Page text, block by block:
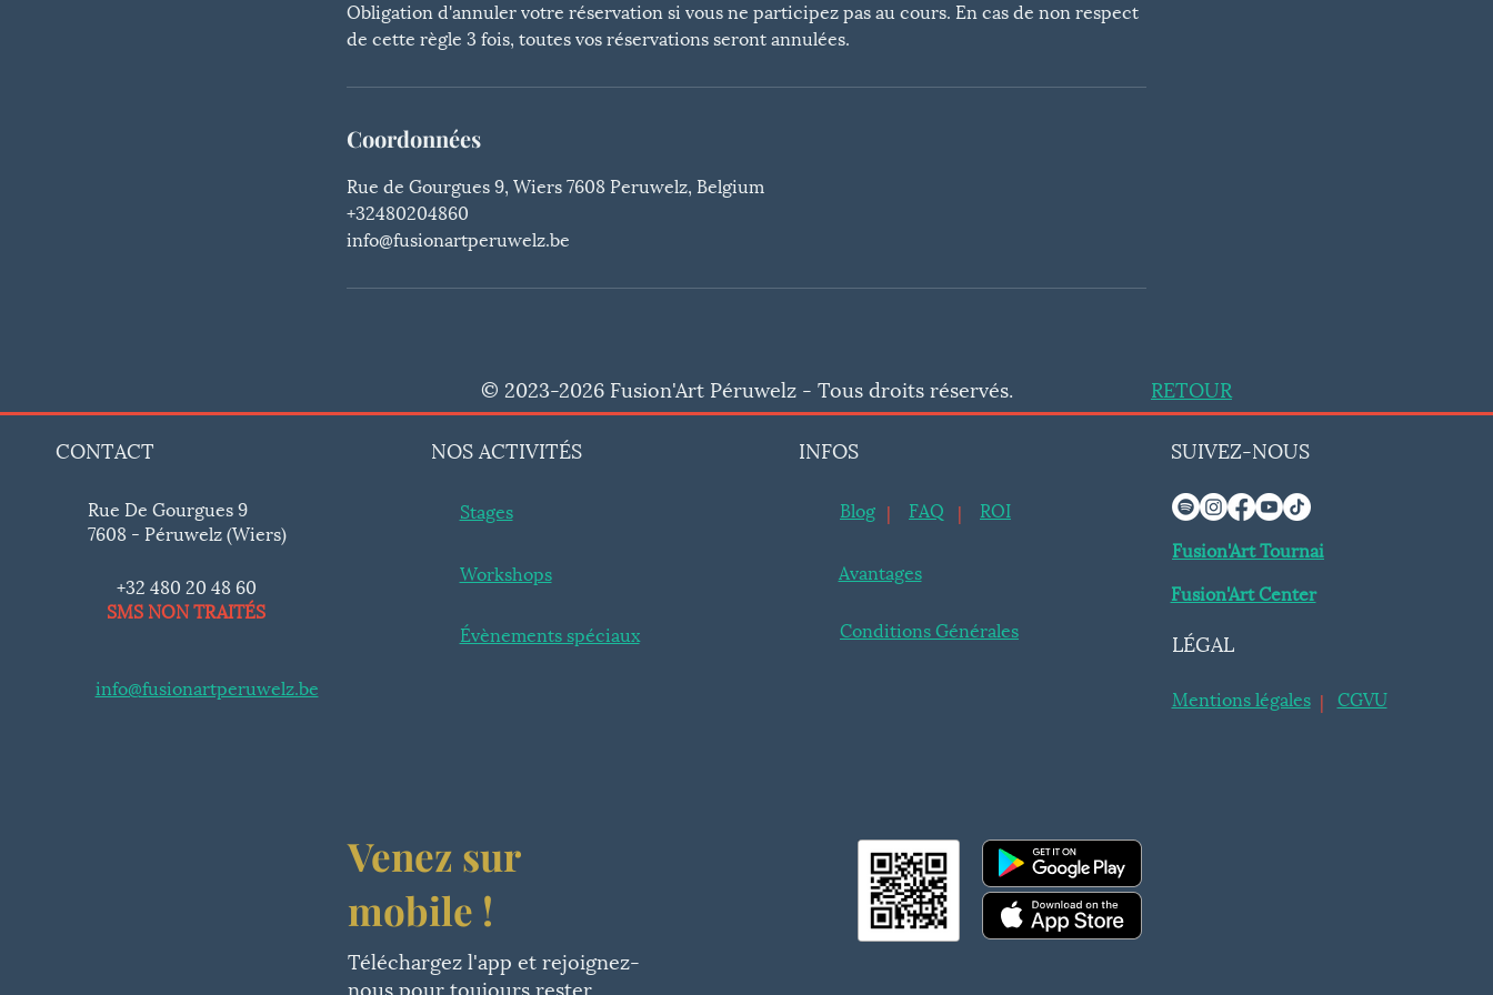
Obligation d'annuler votre réservation si vous ne participez pas au cours. En cas de non respect
de cette règle 3 fois, toutes vos réservations seront annulées.
Coordonnées
Rue de Gourgues 9, Wiers 7608 Peruwelz, Belgium
+32480204860
info@fusionartperuwelz.be
© 2023-2026 Fusion'Art Péruwelz - Tous droits réservés. RETOUR
CONTACT
Rue De Gourgues 9
7608 - Péruwelz (Wiers)
+32 480 20 48 60
SMS NON TRAITÉS
info@fusionartperuwelz.be
NOS ACTIVITÉS
Stages
Workshops
Évènements spéciaux
INFOS
Blog | FAQ | ROI
Avantages
Conditions Générales
SUIVEZ-NOUS
Fusion'Art Tournai
Fusion'Art Center
LÉGAL
Mentions légales | CGVU
Venez sur
mobile !
Téléchargez l'app et rejoignez-
nous pour toujours rester